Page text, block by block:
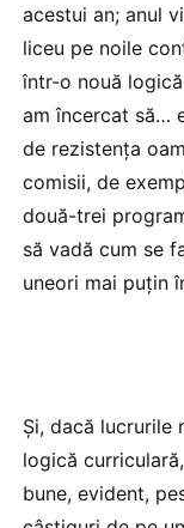
acestui an; anul
liceu pe noile
într-o nouă
am încercat să…
de rezistența
comisii, de
două-trei
să vadă cum se
uneori mai puțin
Și, dacă lucrurile
logică
bune, evident,